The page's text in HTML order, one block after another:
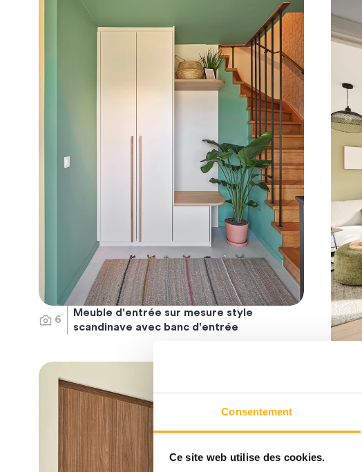
Consentement
Ce site web utilise des cookies.
6
Meuble d'entrée sur mesure style
scandinave avec banc d'entrée
5